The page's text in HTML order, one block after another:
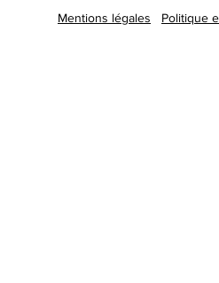
Mentions légales Politique